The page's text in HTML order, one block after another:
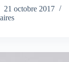
21 octobre 2017